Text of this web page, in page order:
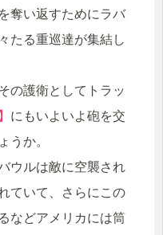
奪い返すためにラバ
たる重巡達が集結し
の護衛としてトラッ
にもいよいよ砲を交
うか。
ウルは敵に空襲され
ていて、さらにこの
などアメリカには筒